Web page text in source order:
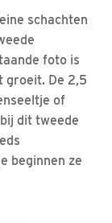
schachten
foto is
groeit. De 2,5
of
dit tweede
beginnen ze